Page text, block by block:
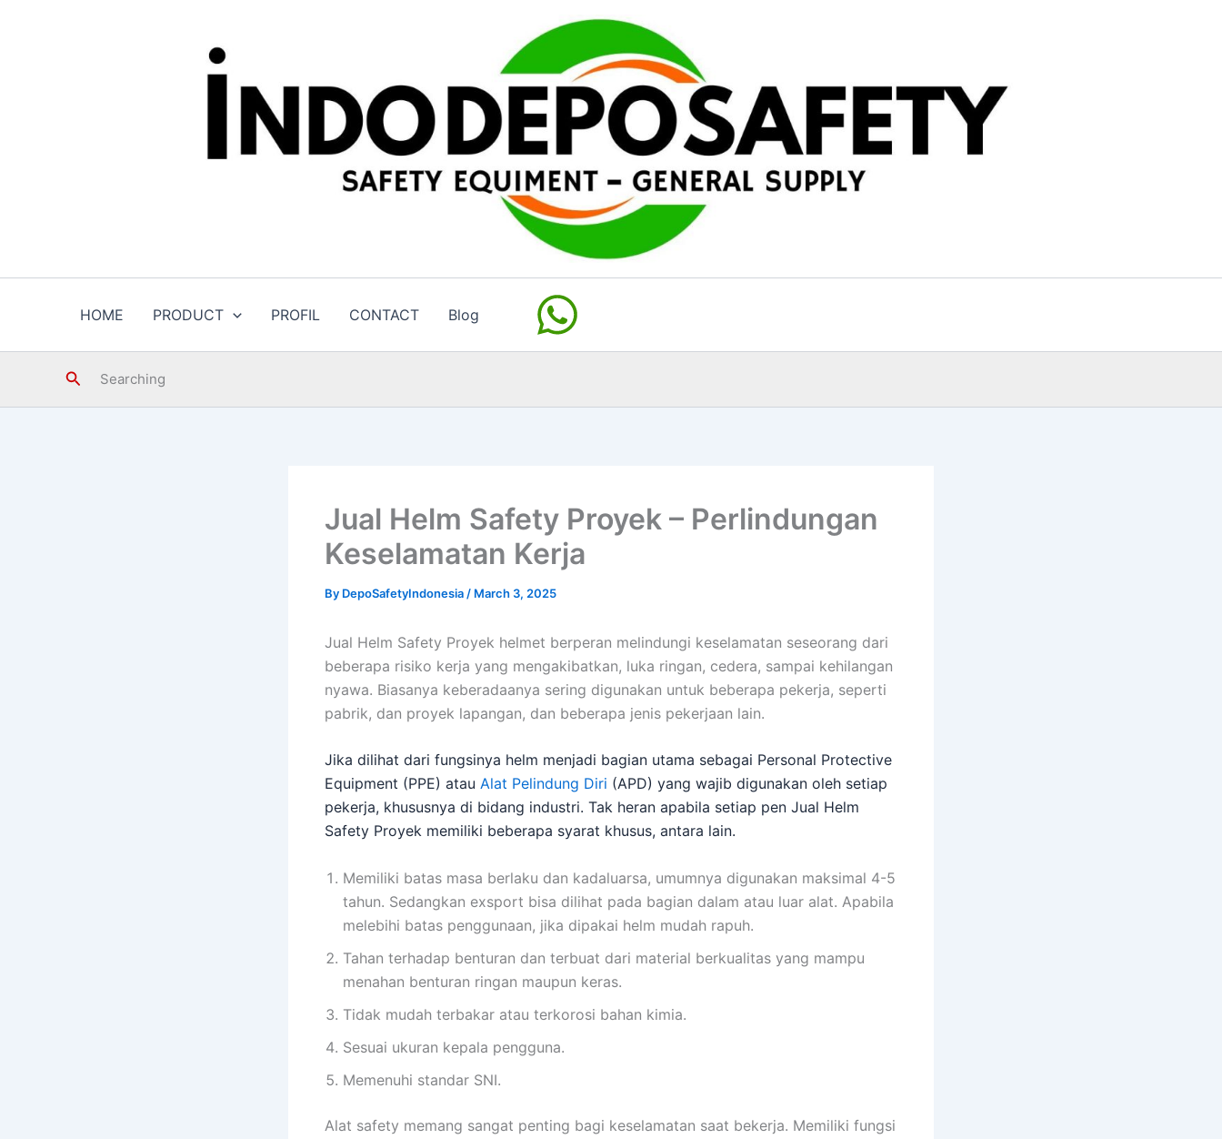
HOME PRODUCT PROFIL CONTACT Blog
SearchSearching
Jual Helm Safety Proyek – Perlindungan
Keselamatan Kerja
By DepoSafetyIndonesia / March 3, 2025
Jual Helm Safety Proyek helmet berperan melindungi keselamatan seseorang dari
beberapa risiko kerja yang mengakibatkan, luka ringan, cedera, sampai kehilangan
nyawa. Biasanya keberadaanya sering digunakan untuk beberapa pekerja, seperti
pabrik, dan proyek lapangan, dan beberapa jenis pekerjaan lain.
Jika dilihat dari fungsinya helm menjadi bagian utama sebagai Personal Protective
Equipment (PPE) atau Alat Pelindung Diri (APD) yang wajib digunakan oleh setiap
pekerja, khususnya di bidang industri. Tak heran apabila setiap pen Jual Helm
Safety Proyek memiliki beberapa syarat khusus, antara lain.
Memiliki batas masa berlaku dan kadaluarsa, umumnya digunakan maksimal 4-5
tahun. Sedangkan exsport bisa dilihat pada bagian dalam atau luar alat. Apabila
melebihi batas penggunaan, jika dipakai helm mudah rapuh.
Tahan terhadap benturan dan terbuat dari material berkualitas yang mampu
menahan benturan ringan maupun keras.
Tidak mudah terbakar atau terkorosi bahan kimia.
Sesuai ukuran kepala pengguna.
Memenuhi standar SNI.
Alat safety memang sangat penting bagi keselamatan saat bekerja. Memiliki fungsi